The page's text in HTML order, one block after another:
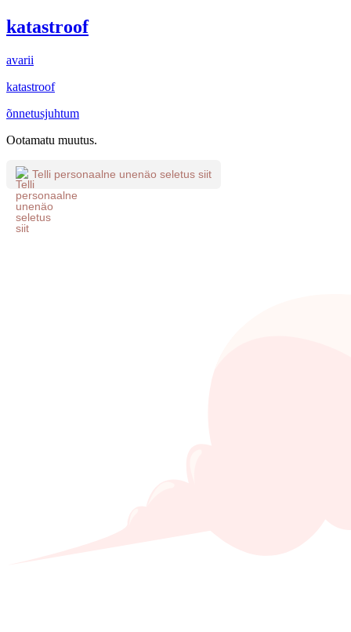
katastroof
avarii
katastroof
õnnetusjuhtum
Ootamatu muutus.
Telli personaalne unenäo seletus siit